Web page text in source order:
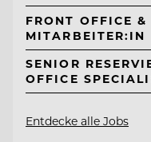
FRONT OFFICE &
MITARBEITER:IN
SENIOR
OFFICE
Entdecke alle Jobs